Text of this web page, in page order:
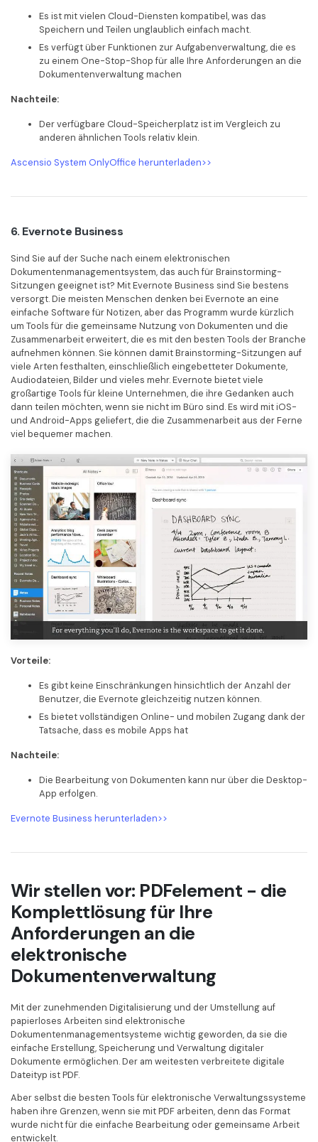
Es ist mit vielen Cloud-Diensten kompatibel, was das
Speichern und Teilen unglaublich einfach macht.
Es verfügt über Funktionen zur Aufgabenverwaltung, die es
zu einem One-Stop-Shop für alle Ihre Anforderungen an die
Dokumentenverwaltung machen
Nachteile:
Der verfügbare Cloud-Speicherplatz ist im Vergleich zu
anderen ähnlichen Tools relativ klein.
Ascensio System OnlyOffice herunterladen>>
6. Evernote Business
Sind Sie auf der Suche nach einem elektronischen
Dokumentenmanagementsystem, das auch für Brainstorming-
Sitzungen geeignet ist? Mit Evernote Business sind Sie bestens
versorgt. Die meisten Menschen denken bei Evernote an eine
einfache Software für Notizen, aber das Programm wurde kürzlich
um Tools für die gemeinsame Nutzung von Dokumenten und die
Zusammenarbeit erweitert, die es mit den besten Tools der Branche
aufnehmen können. Sie können damit Brainstorming-Sitzungen auf
viele Arten festhalten, einschließlich eingebetteter Dokumente,
Audiodateien, Bilder und vieles mehr. Evernote bietet viele
großartige Tools für kleine Unternehmen, die ihre Gedanken auch
dann teilen möchten, wenn sie nicht im Büro sind. Es wird mit iOS-
und Android-Apps geliefert, die die Zusammenarbeit aus der Ferne
viel bequemer machen.
Vorteile:
Es gibt keine Einschränkungen hinsichtlich der Anzahl der
Benutzer, die Evernote gleichzeitig nutzen können.
Es bietet vollständigen Online- und mobilen Zugang dank der
Tatsache, dass es mobile Apps hat
Nachteile:
Die Bearbeitung von Dokumenten kann nur über die Desktop-
App erfolgen.
Evernote Business herunterladen>>
Wir stellen vor: PDFelement - die
Komplettlösung für Ihre
Anforderungen an die
elektronische
Dokumentenverwaltung
Mit der zunehmenden Digitalisierung und der Umstellung auf
papierloses Arbeiten sind elektronische
Dokumentenmanagementsysteme wichtig geworden, da sie die
einfache Erstellung, Speicherung und Verwaltung digitaler
Dokumente ermöglichen. Der am weitesten verbreitete digitale
Dateityp ist PDF.
Aber selbst die besten Tools für elektronische Verwaltungssysteme
haben ihre Grenzen, wenn sie mit PDF arbeiten, denn das Format
wurde nicht für die einfache Bearbeitung oder gemeinsame Arbeit
entwickelt.